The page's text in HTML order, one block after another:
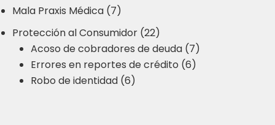
Mala Praxis Médica (7)
Protección al Consumidor (22)
Acoso de cobradores de deuda (7)
Errores en reportes de crédito (6)
Robo de identidad (6)